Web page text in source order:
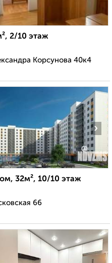
2/10 этаж
Корсунова 40к4
›
32м², 10/10 этаж
66